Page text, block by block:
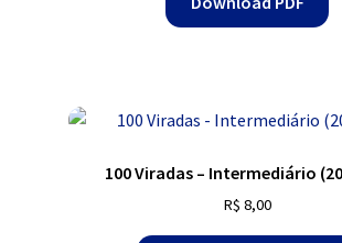
100 Viradas – Intermediário
R$ 8,00